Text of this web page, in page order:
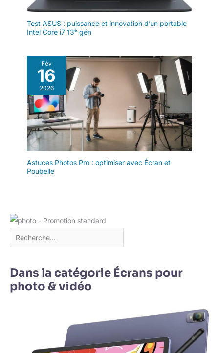
Test ASUS : puissance et innovation d’un portable
Intel Core i7 13ᵉ gén
Fév
16
2026
Astuces Photos Pro : optimiser avec Écran et
Poubelle
Dans la catégorie Écrans pour
photo & vidéo